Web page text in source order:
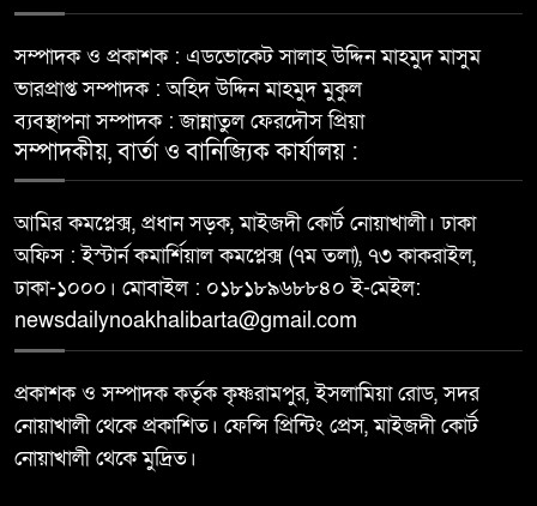
সম্পাদক ও প্রকাশক : এডভোকেট সালাহ উদ্দিন মাহমুদ মাসুম
ভারপ্রাপ্ত সম্পাদক : অহিদ উদ্দিন মাহমুদ মুকুল
ব্যবস্থাপনা সম্পাদক : জান্নাতুল ফেরদৌস প্রিয়া
সম্পাদকীয়, বার্তা ও বানিজ্যিক কার্যালয় :
আমির কমপ্লেক্স, প্রধান সড়ক, মাইজদী কোর্ট নোয়াখালী। ঢাকা
অফিস : ইস্টার্ন কমার্শিয়াল কমপ্লেক্স (৭ম তলা), ৭৩ কাকরাইল,
ঢাকা-১০০০। মোবাইল : ০১৮১৮৯৬৮৮৪০ ই-মেইল:
newsdailynoakhalibarta@gmail.com
প্রকাশক ও সম্পাদক কর্তৃক কৃষ্ণরামপুর, ইসলামিয়া রোড, সদর
নোয়াখালী থেকে প্রকাশিত। ফেন্সি প্রিন্টিং প্রেস, মাইজদী কোর্ট
নোয়াখালী থেকে মুদ্রিত।